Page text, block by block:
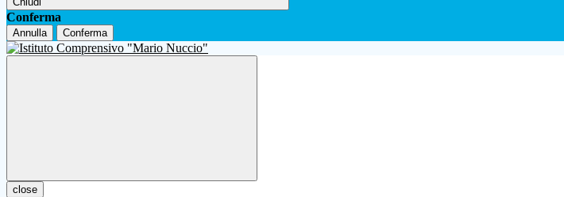
Conferma
Annulla Conferma
close